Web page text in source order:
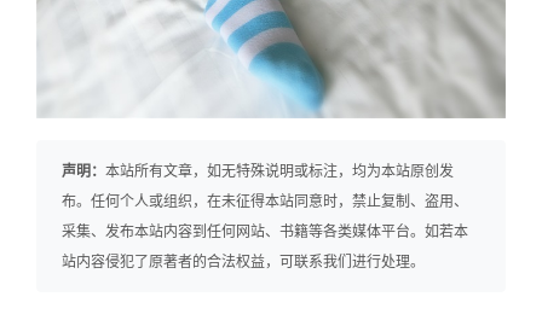
声明： 本站所有文章，如无特殊说明或标注，均为本站原创发
布。任何个人或组织，在未征得本站同意时，禁止复制、盗用、
采集、发布本站内容到任何网站、书籍等各类媒体平台。如若本
站内容侵犯了原著者的合法权益，可联系我们进行处理。